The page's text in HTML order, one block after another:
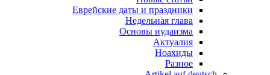
Еврейские даты и праздники
Недельная глава
Основы иудаизма
Актуалия
Ноахиды
Разное